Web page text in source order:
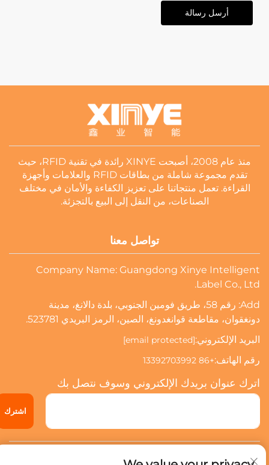
أرسل رسالة
منذ عام 2008، أصبحت XINYE رائدة في تقنية RFID، حيث
تقدم مجموعة شاملة من بطاقات RFID والعلامات وأجهزة
القراءة. تعمل منتجاتنا على تعزيز الكفاءة والأمان في مختلف
الصناعات، من النقل إلى البيع بالتجزئة.
تواصل معنا
Company Name: Guangdong Xinye Intelligent
Label Co., Ltd.
Add: رقم 58، طريق فومين الجنوبي، بلدة دالانغ، مدينة
دونغقوان، مقاطعة قوانغدونغ، الصين، الرمز البريدي 523781.
البريد الإلكتروني:[email protected]
رقم الهاتف:+86 13392703992
اترك عنوان بريدك الإلكتروني وسوف نتصل بك
اشترك